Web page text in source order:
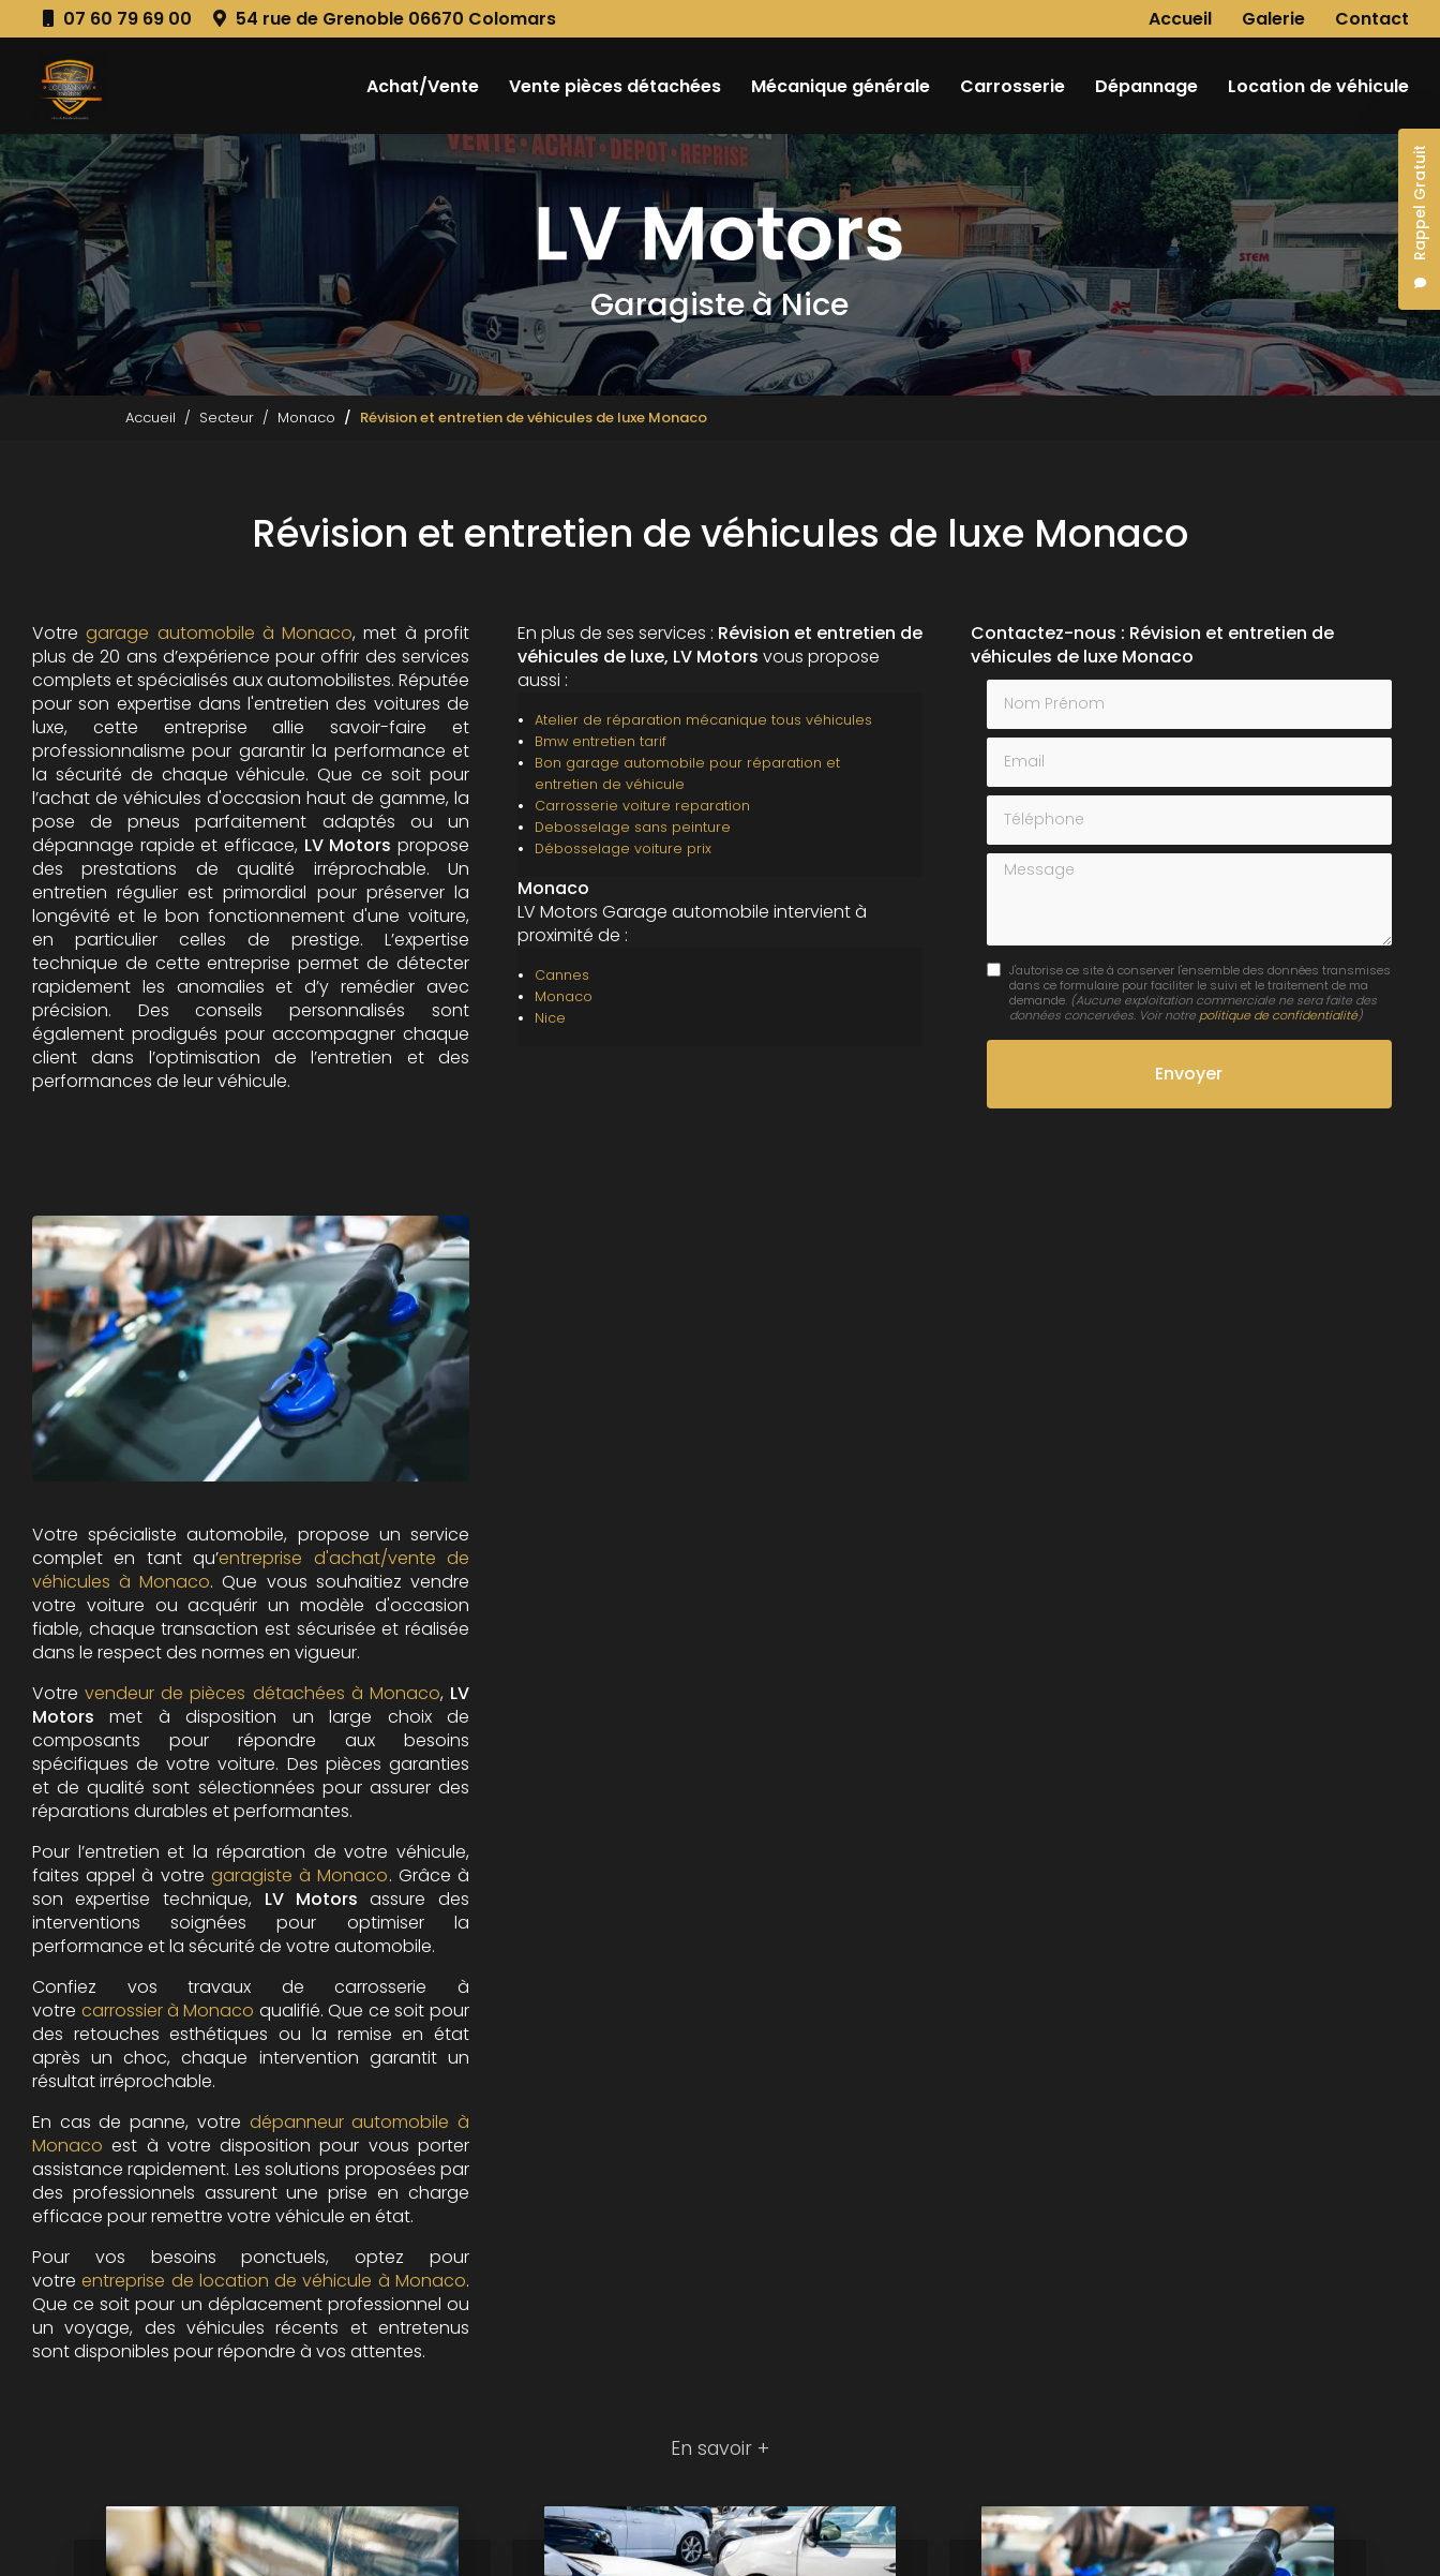
au
contenu
principal
07 60 79 69 00 54 rue de Grenoble 06670 Colomars Navigation secondaire
Accueil Galerie Contact
Rappel Gratuit
Achat/Vente
Vente pièces détachées Mécanique générale Carrosserie Dépannage Location de véhicule
Garagiste à Nice
Accueil Secteur Monaco Révision et entretien de véhicules de luxe Monaco
Révision et entretien de véhicules de luxe Monaco
Votregarage automobile à Monaco, met à profit
plus de 20 ans d’expérience pour offrir des services
complets et spécialisés aux automobilistes. Réputée
pour son expertise dans l'entretien des voitures de
luxe, cette entreprise allie savoir-faire et
professionnalisme pour garantir la performance et
la sécurité de chaque véhicule. Que ce soit pour
l’achat de véhicules d'occasion haut de gamme, la
pose de pneus parfaitement adaptés ou un
dépannage rapide et efficace, LV Motors propose
des prestations de qualité irréprochable. Un
entretien régulier est primordial pour préserver la
longévité et le bon fonctionnement d'une voiture,
en particulier celles de prestige. L’expertise
technique de cette entreprise permet de détecter
rapidement les anomalies et d’y remédier avec
précision. Des conseils personnalisés sont
également prodigués pour accompagner chaque
client dans l’optimisation de l’entretien et des
performances de leur véhicule.
Votre spécialiste automobile, propose un service
complet en tant qu’entreprise d'achat/vente de
véhicules à Monaco. Que vous souhaitiez vendre
votre voiture ou acquérir un modèle d'occasion
fiable, chaque transaction est sécurisée et réalisée
dans le respect des normes en vigueur.
Votrevendeur de pièces détachées à Monaco, LV
Motors met à disposition un large choix de
composants pour répondre aux besoins
spécifiques de votre voiture. Des pièces garanties
et de qualité sont sélectionnées pour assurer des
réparations durables et performantes.
Pour l’entretien et la réparation de votre véhicule,
faites appel à votre garagiste à Monaco. Grâce à
son expertise technique, LV Motors assure des
interventions soignées pour optimiser la
performance et la sécurité de votre automobile.
Confiez vos travaux de carrosserie à
votre carrossier à Monaco qualifié. Que ce soit pour
des retouches esthétiques ou la remise en état
après un choc, chaque intervention garantit un
résultat irréprochable.
En cas de panne, votre dépanneur automobile à
Monaco est à votre disposition pour vous porter
assistance rapidement. Les solutions proposées par
des professionnels assurent une prise en charge
efficace pour remettre votre véhicule en état.
Pour vos besoins ponctuels, optez pour
votreentreprise de location de véhicule à Monaco.
Que ce soit pour un déplacement professionnel ou
un voyage, des véhicules récents et entretenus
sont disponibles pour répondre à vos attentes.
En plus de ses services : Révision et entretien de
véhicules de luxe, LV Motors vous propose
aussi :
Atelier de réparation mécanique tous véhicules
Bmw entretien tarif
Bon garage automobile pour réparation et
entretien de véhicule
Carrosserie voiture reparation
Debosselage sans peinture
Débosselage voiture prix
Monaco
LV Motors Garage automobile intervient à
proximité de :
Cannes
Monaco
Nice
Contactez-nous : Révision et entretien de
véhicules de luxe Monaco
Nom Prénom
Email
Téléphone
Message
J'autorise ce site à conserver l'ensemble des données transmises
dans ce formulaire pour faciliter le suivi et le traitement de ma
demande. (Aucune exploitation commerciale ne sera faite des
données concervées. Voir notre politique de confidentialité)
En savoir +